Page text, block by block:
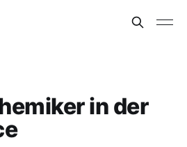
in der